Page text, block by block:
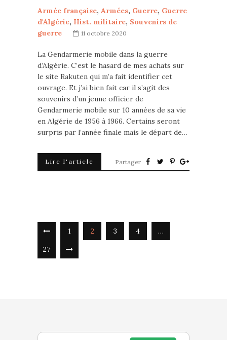
Armée française, Armées, Guerre, Guerre
d'Algérie, Hist. militaire, Souvenirs de
guerre
11 octobre 2020
La Gendarmerie mobile dans la guerre
d’Algérie. C’est le hasard de mes achats sur
le site Rakuten qui m’a fait identifier cet
ouvrage. Et j’ai bien fait car il s’agit des
souvenirs d’un jeune officier de
Gendarmerie mobile sur 10 années de sa vie
en Algérie de 1956 à 1966. Certains seront
surpris par l’année finale mais le départ de…
Lire l'article Partager
1 2 3 4
…
27